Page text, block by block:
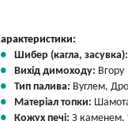
Шибер (кагла,
Вихід димоходу: Вгору
Тип палива: Вуглем,
Матеріал топки:
Кожух печі: З каменем,